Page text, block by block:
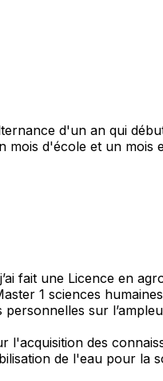
d'un an qui
mois d'école et un mois
fait une Licence en
1 sciences
sur
des
de l'eau pour la